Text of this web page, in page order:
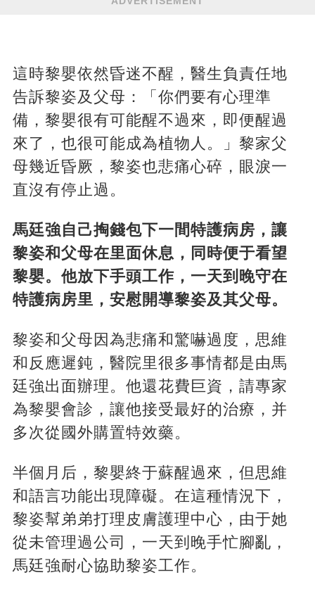
這時黎嬰依然昏迷不醒，醫生負責任地
告訴黎姿及父母：「你們要有心理準
備，黎嬰很有可能醒不過來，即便醒過
來了，也很可能成為植物人。」黎家父
母幾近昏厥，黎姿也悲痛心碎，眼淚一
直沒有停止過。
馬廷強自己掏錢包下一間特護病房，讓
黎姿和父母在里面休息，同時便于看望
黎嬰。他放下手頭工作，一天到晚守在
特護病房里，安慰開導黎姿及其父母。
黎姿和父母因為悲痛和驚嚇過度，思維
和反應遲鈍，醫院里很多事情都是由馬
廷強出面辦理。他還花費巨資，請專家
為黎嬰會診，讓他接受最好的治療，并
多次從國外購置特效藥。
半個月后，黎嬰終于蘇醒過來，但思維
和語言功能出現障礙。在這種情況下，
黎姿幫弟弟打理皮膚護理中心，由于她
從未管理過公司，一天到晚手忙腳亂，
馬廷強耐心協助黎姿工作。